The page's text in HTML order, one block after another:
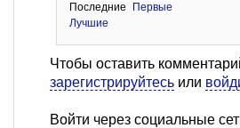
Последние
Первые
Лучшие
Чтобы оставить
зарегистрируйтесь или
Войти через социальные